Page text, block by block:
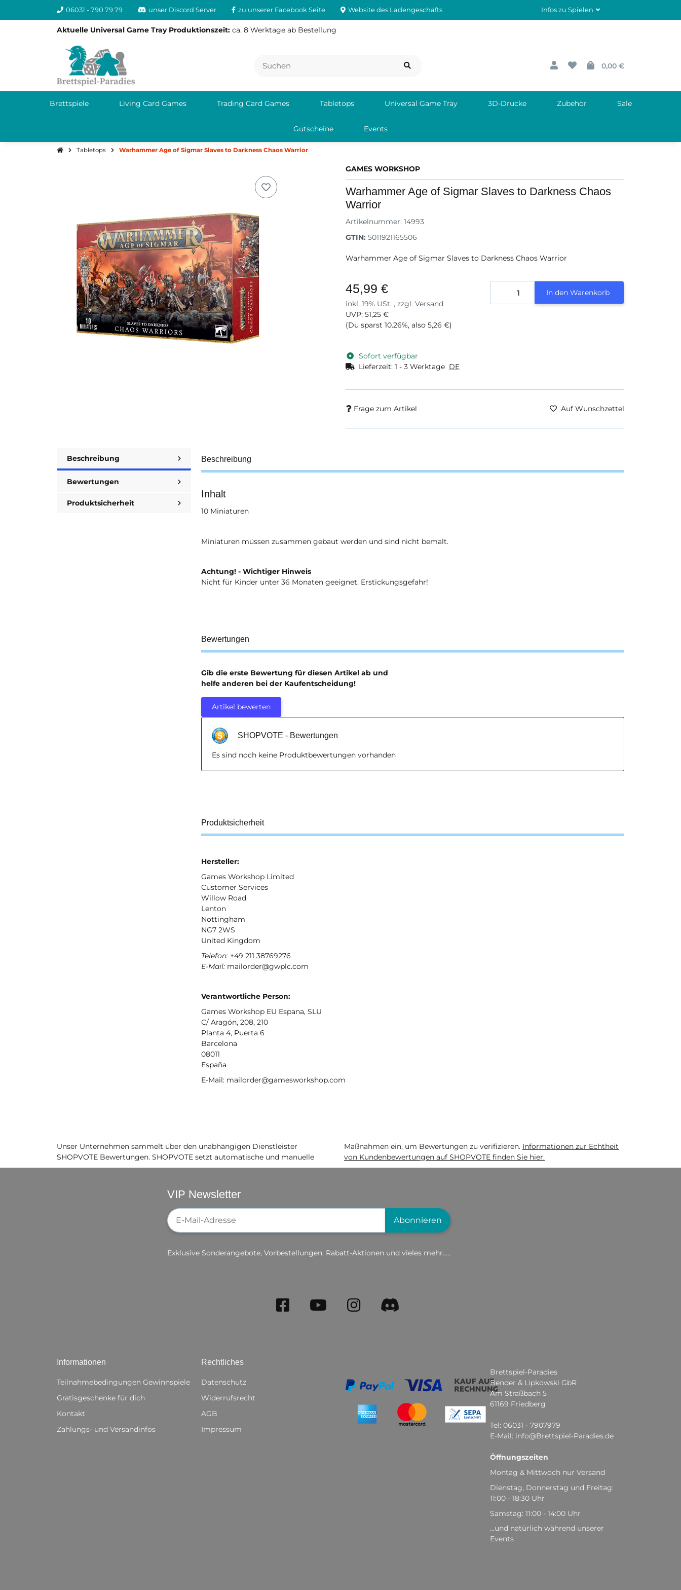
06031 - 790 79 79 unser Discord Server zu unserer Facebook Seite Website des Ladengeschäfts Infos zu Spielen
Aktuelle Universal Game Tray Produktionszeit: ca. 8 Werktage ab Bestellung
0,00 €
Brettspiele Living Card Games Trading Card Games Tabletops Universal Game Tray 3D-Drucke Zubehör Sale
Gutscheine Events
Tabletops Warhammer Age of Sigmar Slaves to Darkness Chaos Warrior
GAMES WORKSHOP
Warhammer Age of Sigmar Slaves to Darkness Chaos
Warrior
Artikelnummer: 14993
GTIN: 5011921165506
Warhammer Age of Sigmar Slaves to Darkness Chaos Warrior
45,99 €
inkl. 19% USt. , zzgl. Versand
UVP: 51,25 €
(Du sparst 10.26%, also 5,26 €)
Sofort verfügbar
Lieferzeit: 1 - 3 Werktage DE
In den Warenkorb
Frage zum Artikel Auf Wunschzettel
Beschreibung
Bewertungen
Produktsicherheit
Beschreibung
Inhalt
10 Miniaturen
Miniaturen müssen zusammen gebaut werden und sind nicht bemalt.
Achtung! - Wichtiger Hinweis
Nicht für Kinder unter 36 Monaten geeignet. Erstickungsgefahr!
Bewertungen
Gib die erste Bewertung für diesen Artikel ab und
helfe anderen bei der Kaufentscheidung!
Artikel bewerten
SHOPVOTE - Bewertungen
Es sind noch keine Produktbewertungen vorhanden
Produktsicherheit
Hersteller:
Games Workshop Limited
Customer Services
Willow Road
Lenton
Nottingham
NG7 2WS
United Kingdom
Telefon: +49 211 38769276
E-Mail: mailorder@gwplc.com
Verantwortliche Person:
Games Workshop EU Espana, SLU
C/ Aragón, 208, 210
Planta 4, Puerta 6
Barcelona
08011
España
E-Mail: mailorder@gamesworkshop.com
Unser Unternehmen sammelt über den unabhängigen Dienstleister
SHOPVOTE Bewertungen. SHOPVOTE setzt automatische und manuelle
Maßnahmen ein, um Bewertungen zu verifizieren. Informationen zur Echtheit
von Kundenbewertungen auf SHOPVOTE finden Sie hier.
VIP Newsletter
Newsletter-Registrierung
Abonnieren
Exklusive Sonderangebote, Vorbestellungen, Rabatt-Aktionen und vieles mehr.....
Informationen
Teilnahmebedingungen Gewinnspiele
Gratisgeschenke für dich
Kontakt
Zahlungs- und Versandinfos
Rechtliches
Datenschutz
Widerrufsrecht
AGB
Impressum
Brettspiel-Paradies
Bender & Lipkowski GbR
Am Straßbach 5
61169 Friedberg
Tel: 06031 - 7907979
E-Mail: info@Brettspiel-Paradies.de
Öffnungszeiten
Montag & Mittwoch nur Versand
Dienstag, Donnerstag und Freitag:
11:00 - 18:30 Uhr
Samstag: 11:00 - 14:00 Uhr
...und natürlich während unserer
Events